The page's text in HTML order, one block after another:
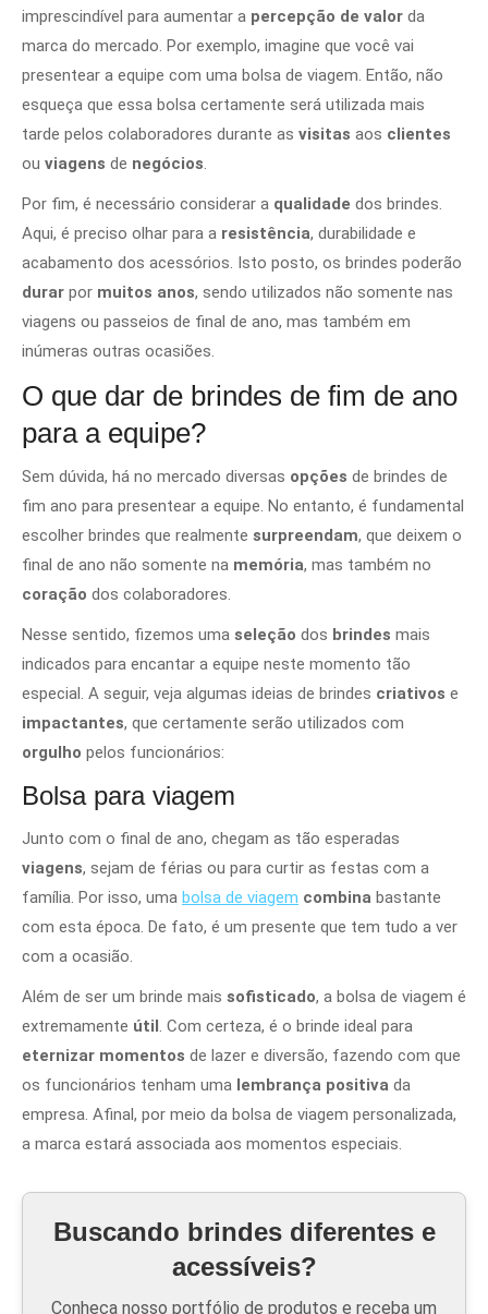
imprescindível para aumentar a percepção de valor da
marca do mercado. Por exemplo, imagine que você vai
presentear a equipe com uma bolsa de viagem. Então, não
esqueça que essa bolsa certamente será utilizada mais
tarde pelos colaboradores durante as visitas aos clientes
ou viagens de negócios
Por fim, é necessário considerar a qualidade dos brindes.
Aqui, é preciso olhar para a resistência, durabilidade e
acabamento dos acessórios. Isto posto, os brindes poderão
durar por muitos anos, sendo utilizados não somente nas
viagens ou passeios de final de ano, mas também em
inúmeras outras ocasiões.
O que dar de brindes de fim de ano
para a equipe?
Sem dúvida, há no mercado diversas opções de brindes de
fim ano para presentear a equipe. No entanto, é fundamental
escolher brindes que realmente surpreendam, que deixem o
final de ano não somente na memória, mas também no
coração dos colaboradores.
Nesse sentido, fizemos uma seleção dos brindes mais
indicados para encantar a equipe neste momento tão
especial. A seguir, veja algumas ideias de brindes criativos e
impactantes, que certamente serão utilizados com
orgulho pelos funcionários:
Bolsa para viagem
Junto com o final de ano, chegam as tão esperadas
viagens, sejam de férias ou para curtir as festas com a
família. Por isso, uma bolsa de viagem combina bastante
com esta época. De fato, é um presente que tem tudo a ver
com a ocasião.
Além de ser um brinde mais sofisticado, a bolsa de viagem é
extremamente útil . Com certeza, é o brinde ideal para
eternizar momentos de lazer e diversão, fazendo com que
os funcionários tenham uma lembrança positiva da
empresa. Afinal, por meio da bolsa de viagem personalizada,
a marca estará associada aos momentos especiais.
Buscando brindes diferentes e
acessíveis?
Conheça nosso portfólio de produtos e receba um